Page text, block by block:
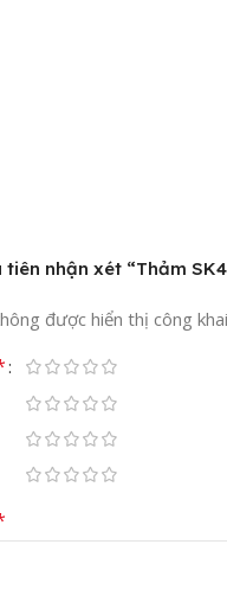
nhận xét “Thảm
được hiển thị công